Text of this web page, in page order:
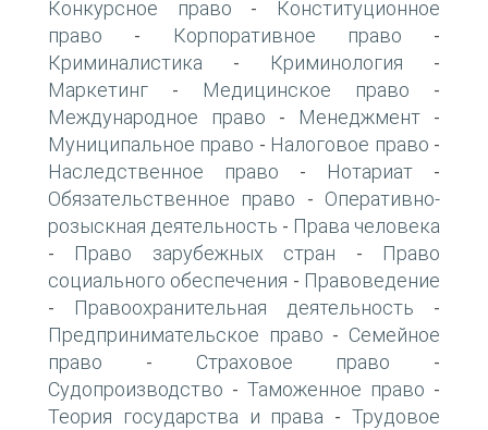
Конкурсное право -
Конституционное
право - Корпоративное право -
Криминалистика - Криминология -
Маркетинг - Медицинское право -
Международное право - Менеджмент -
Муниципальное право - Налоговое право -
Наследственное право - Нотариат -
Обязательственное право - Оперативно-
розыскная деятельность - Права человека
- Право зарубежных стран -
Право
социального обеспечения - Правоведение
- Правоохранительная деятельность -
Предпринимательское право - Семейное
право - Страховое право -
Судопроизводство - Таможенное право -
Теория государства и права -Трудовое